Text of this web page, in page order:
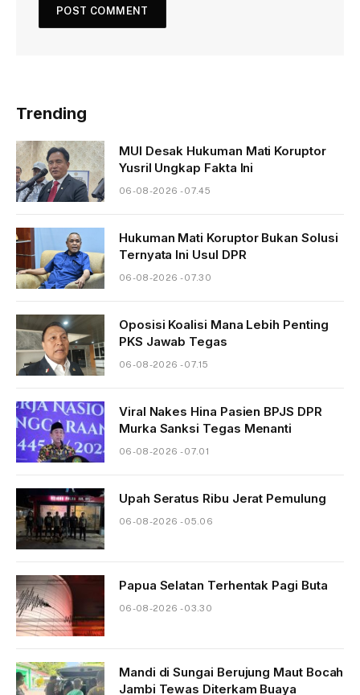
Trending
MUI Desak Hukuman Mati Koruptor
Yusril Ungkap Fakta Ini
06-08-2026 - 07.45
Hukuman Mati Koruptor Bukan Solusi
Ternyata Ini Usul DPR
06-08-2026 - 07.30
Oposisi Koalisi Mana Lebih Penting
PKS Jawab Tegas
06-08-2026 - 07.15
Viral Nakes Hina Pasien BPJS DPR
Murka Sanksi Tegas Menanti
06-08-2026 - 07.01
Upah Seratus Ribu Jerat Pemulung
06-08-2026 - 05.06
Papua Selatan Terhentak Pagi Buta
06-08-2026 - 03.30
Mandi di Sungai Berujung Maut Bocah
Jambi Tewas Diterkam Buaya